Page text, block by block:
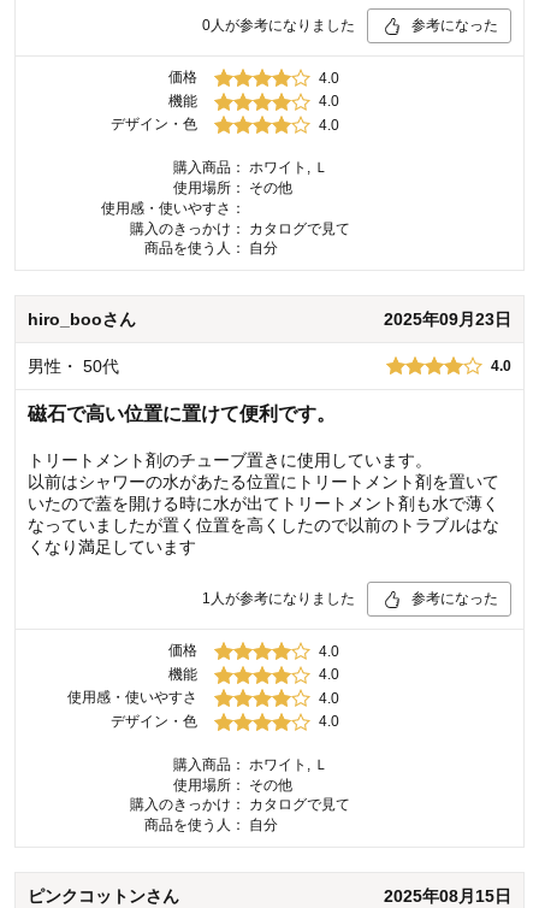
0人が参考になりました 参考になった
価格
4.0
機能
4.0
デザイン・色
4.0
購入商品： ホワイト, Ｌ
使用場所：
その他
使用感・使いやすさ：
購入のきっかけ：
カタログで見て
商品を使う人：
自分
hiro_booさん 2025年09月23日
男性 ・ 50代 4.0
磁石で高い位置に置けて便利です。
トリートメント剤のチューブ置きに使用しています。
以前はシャワーの水があたる位置にトリートメント剤を置いて
いたので蓋を開ける時に水が出てトリートメント剤も水で薄く
なっていましたが置く位置を高くしたので以前のトラブルはな
くなり満足しています
1 人が参考になりました 参考になった
価格
4.0
機能
4.0
使用感・使いやすさ
4.0
デザイン・色
4.0
購入商品： ホワイト, Ｌ
使用場所：
その他
購入のきっかけ：
カタログで見て
商品を使う人：
自分
ピンクコットンさん 2025年08月15日